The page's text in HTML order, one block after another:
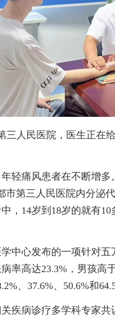
人民医院，医生正在
痛风患者在不断增多
市第三人民医院内分泌
，14岁到18岁的就有
心发布的一项针对五
率高达23.3%，男孩高
、37.6%、50.6%和
病诊疗多学科专家共